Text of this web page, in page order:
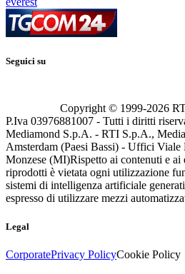
Seguici su
Copyright © 1999-2026
P.Iva 03976881007 - Tutti i diritti
Mediamond S.p.A. - RTI S.p.A.,
Amsterdam (Paesi Bassi) - Uffici
Monzese (MI)Rispetto ai contenuti e ai
riprodotti è vietata ogni utilizzazione
sistemi di intelligenza artificiale
espresso di utilizzare mezzi
Legal
CorporatePrivacy PolicyCookie Policy